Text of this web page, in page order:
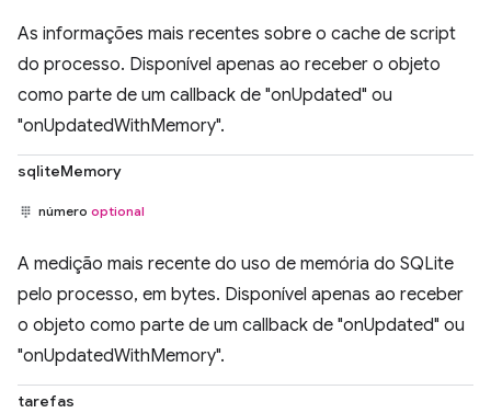
As informações mais recentes sobre o cache de script
do processo. Disponível apenas ao receber o objeto
como parte de um callback de "onUpdated" ou
"onUpdatedWithMemory".
sqliteMemory
número optional
A medição mais recente do uso de memória do SQLite
pelo processo, em bytes. Disponível apenas ao receber
o objeto como parte de um callback de "onUpdated" ou
"onUpdatedWithMemory".
tarefas